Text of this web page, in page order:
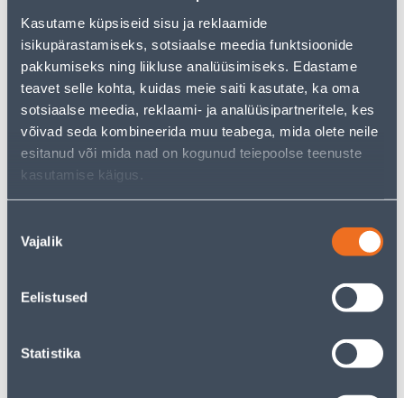
Kasutame küpsiseid sisu ja reklaamide
isikupärastamiseks, sotsiaalse meedia funktsioonide
pakkumiseks ning liikluse analüüsimiseks. Edastame
teavet selle kohta, kuidas meie saiti kasutate, ka oma
sotsiaalse meedia, reklaami- ja analüüsipartneritele, kes
võivad seda kombineerida muu teabega, mida olete neile
esitanud või mida nad on kogunud teiepoolse teenuste
kasutamise käigus.
valik
Vajalik
Eelistused
Statistika
Installment calculator
Deposit Payments
Courier service to home from 4,19 € from 2-5 tööpäeva
Parcel machine from 2,29 € from 2-5 tööpäeva